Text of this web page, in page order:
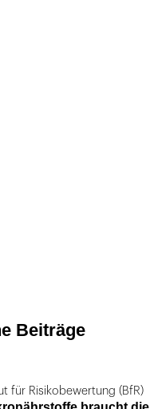
Beiträge
für Risikobewertung (BfR)